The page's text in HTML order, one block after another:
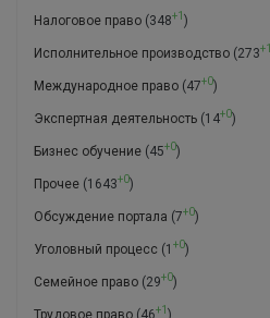
Налоговое право (348+1 )
Исполнительное производство (273+1
Международное право (47+0)
Экспертная деятельность (14+0)
Бизнес обучение (45+0)
Прочее (1643+0)
Обсуждение портала (7+0)
Уголовный процесс (1 +0)
Семейное право (29+0)
Трудовое право (46+1 )